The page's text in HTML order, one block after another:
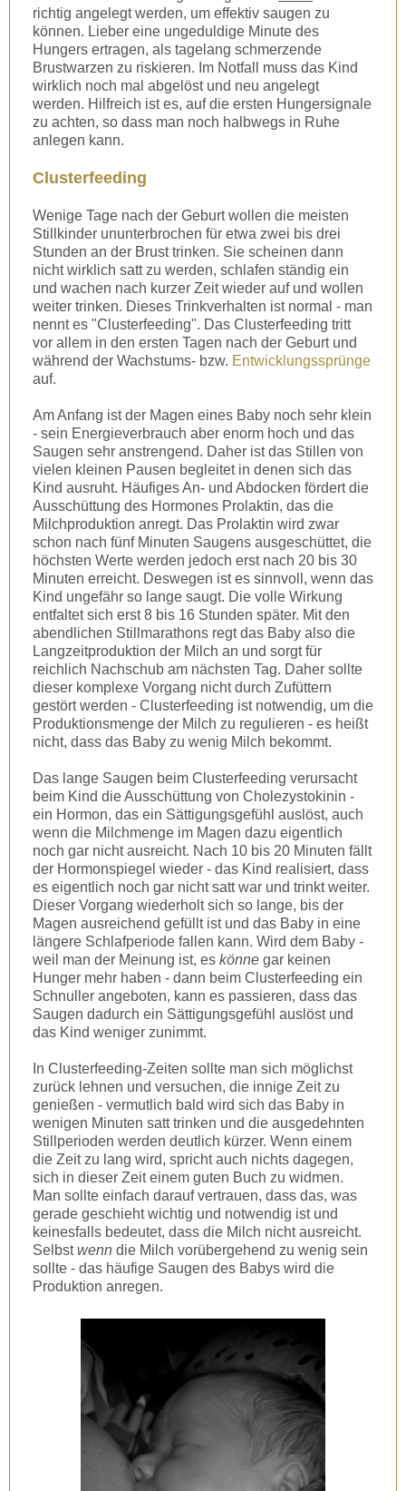
richtig angelegt werden, um effektiv saugen zu
können. Lieber eine ungeduldige Minute des
Hungers ertragen, als tagelang schmerzende
Brustwarzen zu riskieren. Im Notfall muss das Kind
wirklich noch mal abgelöst und neu angelegt
werden. Hilfreich ist es, auf die ersten Hungersignale
zu achten, so dass man noch halbwegs in Ruhe
anlegen kann.
Clusterfeeding
Wenige Tage nach der Geburt wollen die meisten
Stillkinder ununterbrochen für etwa zwei bis drei
Stunden an der Brust trinken. Sie scheinen dann
nicht wirklich satt zu werden, schlafen ständig ein
und wachen nach kurzer Zeit wieder auf und wollen
weiter trinken. Dieses Trinkverhalten ist normal - man
nennt es "Clusterfeeding". Das Clusterfeeding tritt
vor allem in den ersten Tagen nach der Geburt und
während der Wachstums- bzw. Entwicklungssprünge
auf.
Am Anfang ist der Magen eines Baby noch sehr klein
- sein Energieverbrauch aber enorm hoch und das
Saugen sehr anstrengend. Daher ist das Stillen von
vielen kleinen Pausen begleitet in denen sich das
Kind ausruht. Häufiges An- und Abdocken fördert die
Ausschüttung des Hormones Prolaktin, das die
Milchproduktion anregt. Das Prolaktin wird zwar
schon nach fünf Minuten Saugens ausgeschüttet, die
höchsten Werte werden jedoch erst nach 20 bis 30
Minuten erreicht. Deswegen ist es sinnvoll, wenn das
Kind ungefähr so lange saugt. Die volle Wirkung
entfaltet sich erst 8 bis 16 Stunden später. Mit den
abendlichen Stillmarathons regt das Baby also die
Langzeitproduktion der Milch an und sorgt für
reichlich Nachschub am nächsten Tag. Daher sollte
dieser komplexe Vorgang nicht durch Zufüttern
gestört werden - Clusterfeeding ist notwendig, um die
Produktionsmenge der Milch zu regulieren - es heißt
nicht, dass das Baby zu wenig Milch bekommt.
Das lange Saugen beim Clusterfeeding verursacht
beim Kind die Ausschüttung von Cholezystokinin -
ein Hormon, das ein Sättigungsgefühl auslöst, auch
wenn die Milchmenge im Magen dazu eigentlich
noch gar nicht ausreicht. Nach 10 bis 20 Minuten fällt
der Hormonspiegel wieder - das Kind realisiert, dass
es eigentlich noch gar nicht satt war und trinkt weiter.
Dieser Vorgang wiederholt sich so lange, bis der
Magen ausreichend gefüllt ist und das Baby in eine
längere Schlafperiode fallen kann. Wird dem Baby -
weil man der Meinung ist, es könne gar keinen
Hunger mehr haben - dann beim Clusterfeeding ein
Schnuller angeboten, kann es passieren, dass das
Saugen dadurch ein Sättigungsgefühl auslöst und
das Kind weniger zunimmt.
In Clusterfeeding-Zeiten sollte man sich möglichst
zurück lehnen und versuchen, die innige Zeit zu
genießen - vermutlich bald wird sich das Baby in
wenigen Minuten satt trinken und die ausgedehnten
Stillperioden werden deutlich kürzer. Wenn einem
die Zeit zu lang wird, spricht auch nichts dagegen,
sich in dieser Zeit einem guten Buch zu widmen.
Man sollte einfach darauf vertrauen, dass das, was
gerade geschieht wichtig und notwendig ist und
keinesfalls bedeutet, dass die Milch nicht ausreicht.
Selbstwenn die Milch vorübergehend zu wenig sein
sollte - das häufige Saugen des Babys wird die
Produktion anregen.